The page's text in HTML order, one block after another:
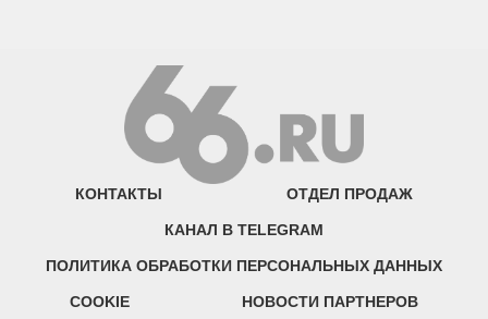
КОНТАКТЫ ОТДЕЛ ПРОДАЖ
КАНАЛ В TELEGRAM
ПОЛИТИКА ОБРАБОТКИ ПЕРСОНАЛЬНЫХ ДАННЫХ
COOKIE НОВОСТИ ПАРТНЕРОВ